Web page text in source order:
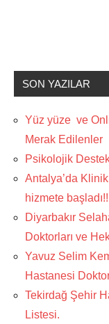
SON YAZILAR
Yüz yüze ve
Merak Edilenler
Psikolojik
Antalya’da
hizmete
Diyarbakır
Doktorları ve
Yavuz Selim
Hastanesi
Tekirdağ Şehir
Listesi.